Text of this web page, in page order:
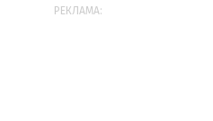
РЕКЛАМА: